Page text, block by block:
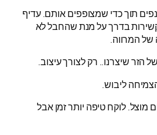
תוך כדי שמצופפים אותם. עדיף
בדרך על מנת שהחבל לא
המרווה.
מוצל. לוקח טיפה יותר זמן אבל